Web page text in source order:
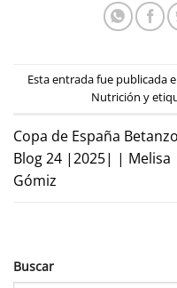
Esta entrada fue publicada
Nutrición y
Copa de España
Blog 24 |2025| | Melisa
Gómiz
Buscar